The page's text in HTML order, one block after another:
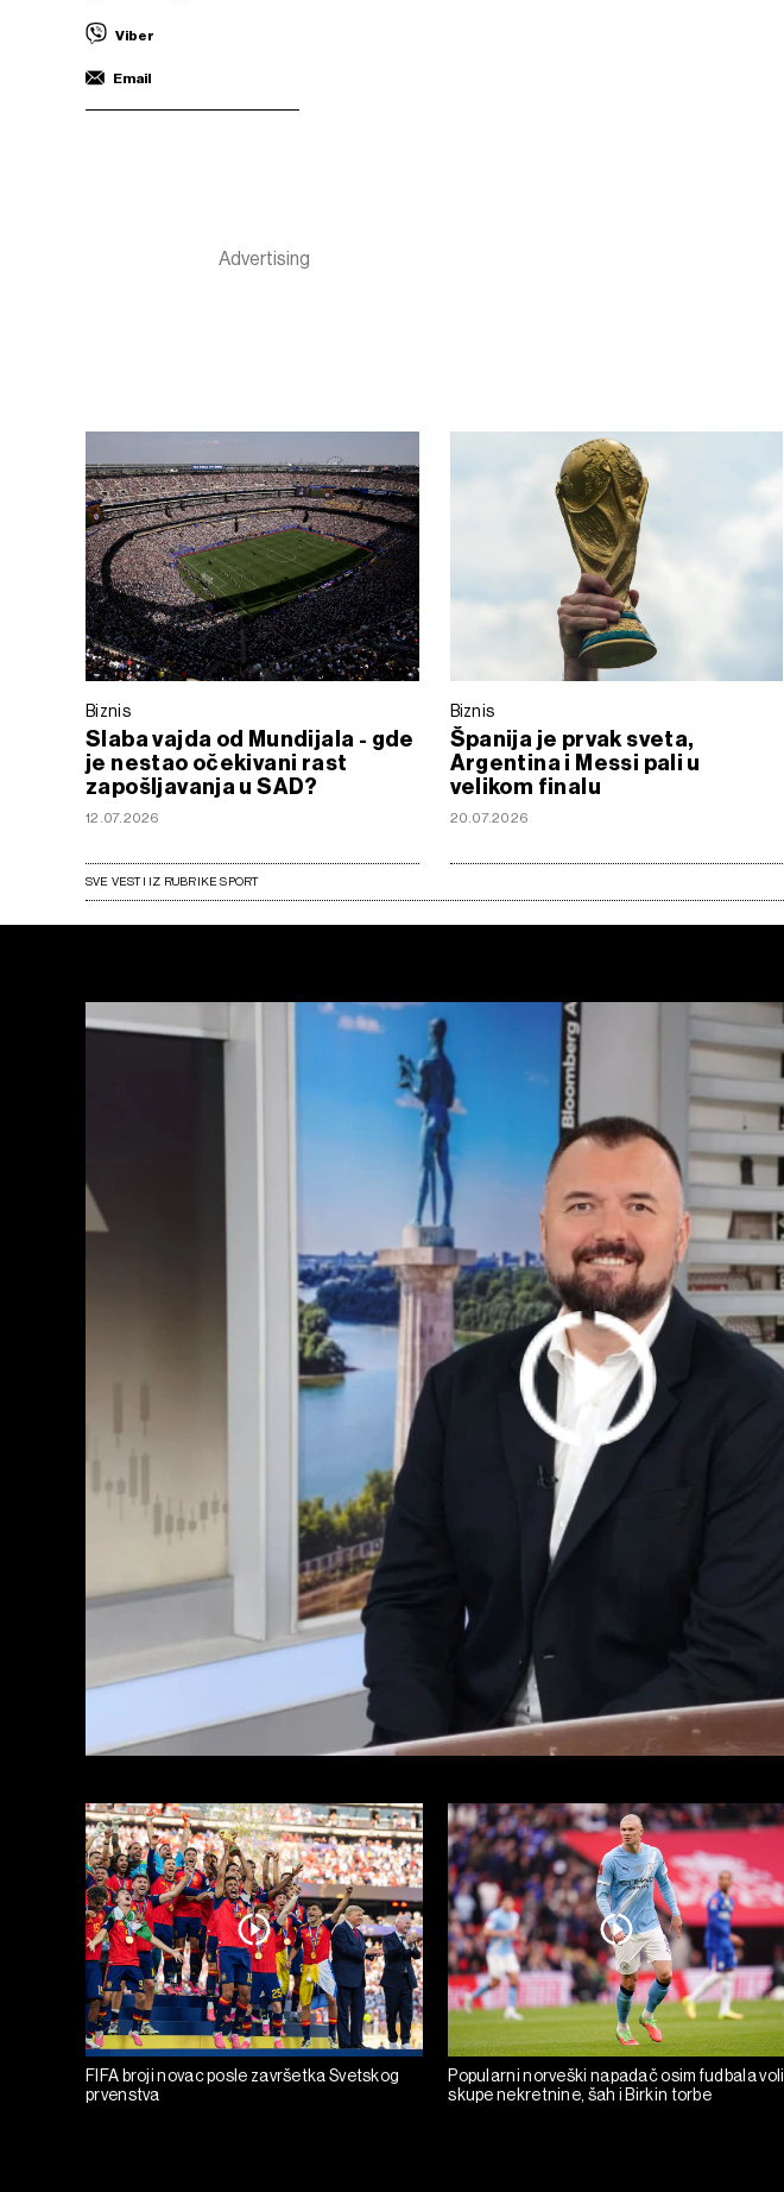
Viber
Email
Biznis
Slaba vajda od Mundijala - gde
je nestao očekivani rast
zapošljavanja u SAD?
12.07.2026
Biznis
Španija je prvak sveta,
Argentina i Messi pali u
velikom finalu
20.07.2026
SVE VESTI IZ RUBRIKE SPORT
FIFA broji novac posle završetka Svetskog
prvenstva
Popularni norveški napadač osim fudbala voli
skupe nekretnine, šah i Birkin torbe